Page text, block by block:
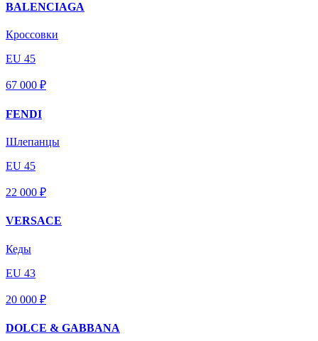
BALENCIAGA
Кроссовки
EU 45
67 000 ₽
FENDI
Шлепанцы
EU 45
22 000 ₽
VERSACE
Кеды
EU 43
20 000 ₽
DOLCE & GABBANA